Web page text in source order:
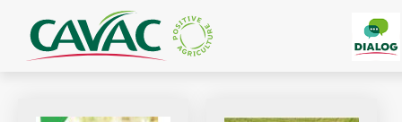
Panneau de gestion des cookies